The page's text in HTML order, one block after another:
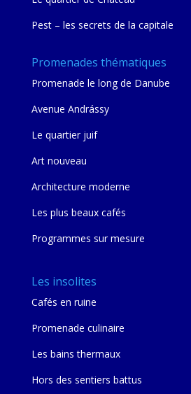
Pest – les secrets de la capitale
Promenades thématiques
Promenade le long de Danube
Avenue Andrássy
Le quartier juif
Art nouveau
Architecture moderne
Les plus beaux cafés
Programmes sur mesure
Les insolites
Cafés en ruine
Promenade culinaire
Les bains thermaux
Hors des sentiers battus